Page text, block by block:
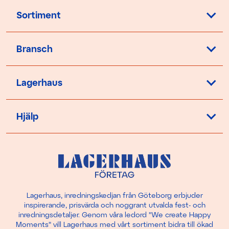
Sortiment
Bransch
Lagerhaus
Hjälp
Lagerhaus, inredningskedjan från Göteborg erbjuder
inspirerande, prisvärda och noggrant utvalda fest- och
inredningsdetaljer. Genom våra ledord "We create Happy
Moments" vill Lagerhaus med vårt sortiment bidra till ökad